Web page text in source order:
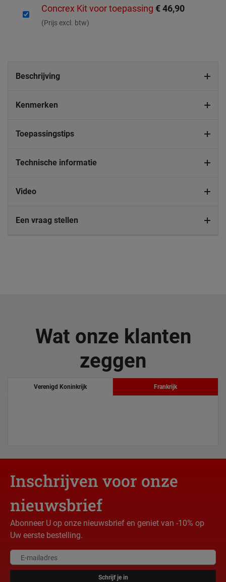
Concrex Kit voor toepassing € 46,90
(Prijs excl. btw)
Beschrijving
Kenmerken
Toepassingstips
Technische informatie
Video
Een vraag stellen
Wat onze klanten
zeggen
Verenigd Koninkrijk Frankrijk
Inschrijven voor onze
nieuwsbrief
Abonneer U op onze nieuwsbrief en geniet van -10% op
Uw eerste bestelling.
Schrijf je in